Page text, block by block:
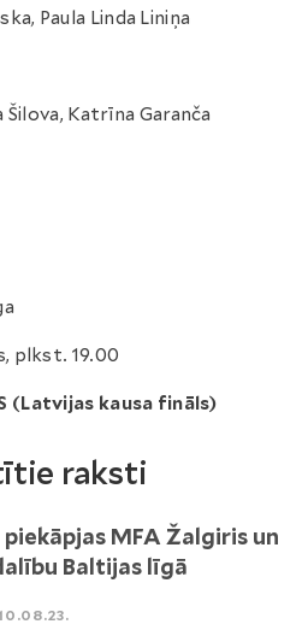
Paula Linda Liniņa
Šilova, Katrīna Garanča
plkst. 19.00
(Latvijas kausa fināls)
raksti
MFA Žalgiris un
Baltijas līgā